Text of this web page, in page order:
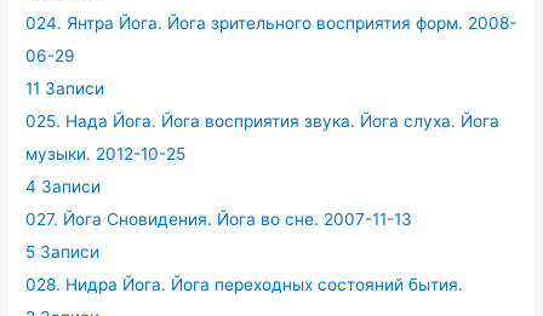
024. Янтра Йога. Йога зрительного восприятия форм. 2008-
06-29
11 Записи
025. Нада Йога. Йога восприятия звука. Йога слуха. Йога
музыки. 2012-10-25
4 Записи
027. Йога Сновидения. Йога во сне. 2007-11-13
5 Записи
028. Нидра Йога. Йога переходных состояний бытия.